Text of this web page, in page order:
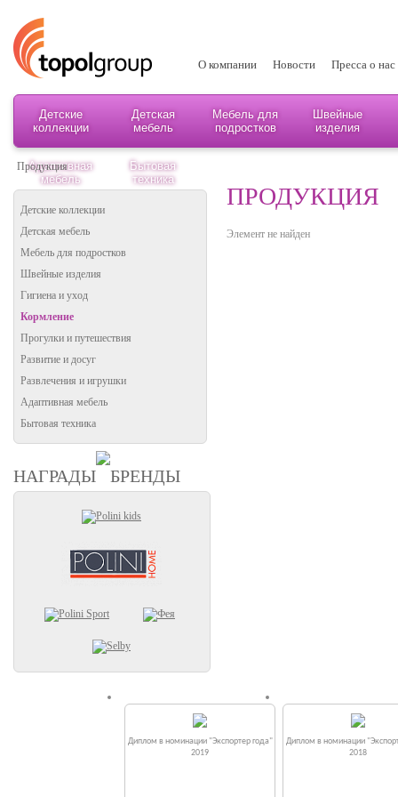
О компании Новости Пресса о нас
Детские
коллекции
Детская
мебель
Мебель для
подростков
Швейные
изделия
Адаптивная
мебель
Бытовая
техника
Продукция
Детские коллекции
Детская мебель
Мебель для подростков
Швейные изделия
Гигиена и уход
Кормление
Прогулки и путешествия
Развитие и досуг
Развлечения и игрушки
Адаптивная мебель
Бытовая техника
НАГРАДЫ БРЕНДЫ
ПРОДУКЦИЯ
Элемент не найден
Диплом в номинации "Экспортер года"
2019
Диплом в номинации
2018